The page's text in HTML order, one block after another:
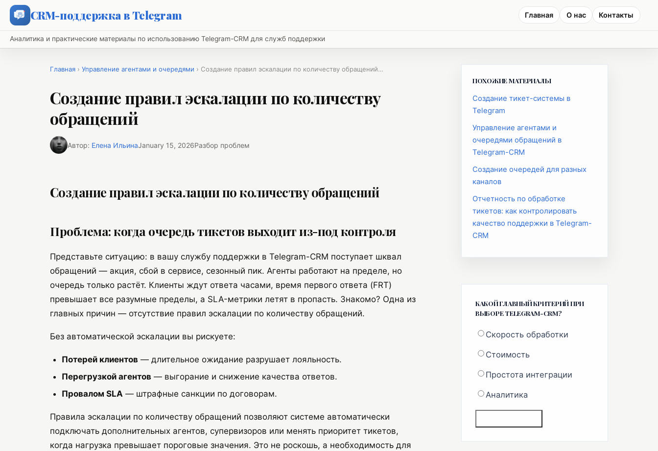
CRM-поддержка в Telegram Главная О нас Контакты
Аналитика и практические материалы по использованию Telegram-CRM для служб поддержки
Главная › Управление агентами и очередями › Создание правил эскалации по количеству обращений…
Создание правил эскалации по количеству
обращений
Автор: Елена ИльинаJanuary 15, 2026Разбор проблем
Создание правил эскалации по количеству обращений
Проблема: когда очередь тикетов выходит из-под контроля
Представьте ситуацию: в вашу службу поддержки в Telegram-CRM поступает шквал
обращений — акция, сбой в сервисе, сезонный пик. Агенты работают на пределе, но
очередь только растёт. Клиенты ждут ответа часами, время первого ответа (FRT)
превышает все разумные пределы, а SLA-метрики летят в пропасть. Знакомо? Одна из
главных причин — отсутствие правил эскалации по количеству обращений.
Без автоматической эскалации вы рискуете:
Потерей клиентов — длительное ожидание разрушает лояльность.
Перегрузкой агентов — выгорание и снижение качества ответов.
Провалом SLA — штрафные санкции по договорам.
Правила эскалации по количеству обращений позволяют системе автоматически
подключать дополнительных агентов, супервизоров или менять приоритет тикетов,
когда нагрузка превышает пороговые значения. Это не роскошь, а необходимость для
ПОХОЖИЕ МАТЕРИАЛЫ
Создание тикет-системы в
Telegram
Управление агентами и
очередями обращений в
Telegram-CRM
Создание очередей для разных
каналов
Отчетность по обработке
тикетов: как контролировать
качество поддержки в Telegram-
CRM
КАКОЙ ГЛАВНЫЙ КРИТЕРИЙ ПРИ
ВЫБОРЕ TELEGRAM-CRM?
Скорость обработки
Стоимость
Простота интеграции
Аналитика